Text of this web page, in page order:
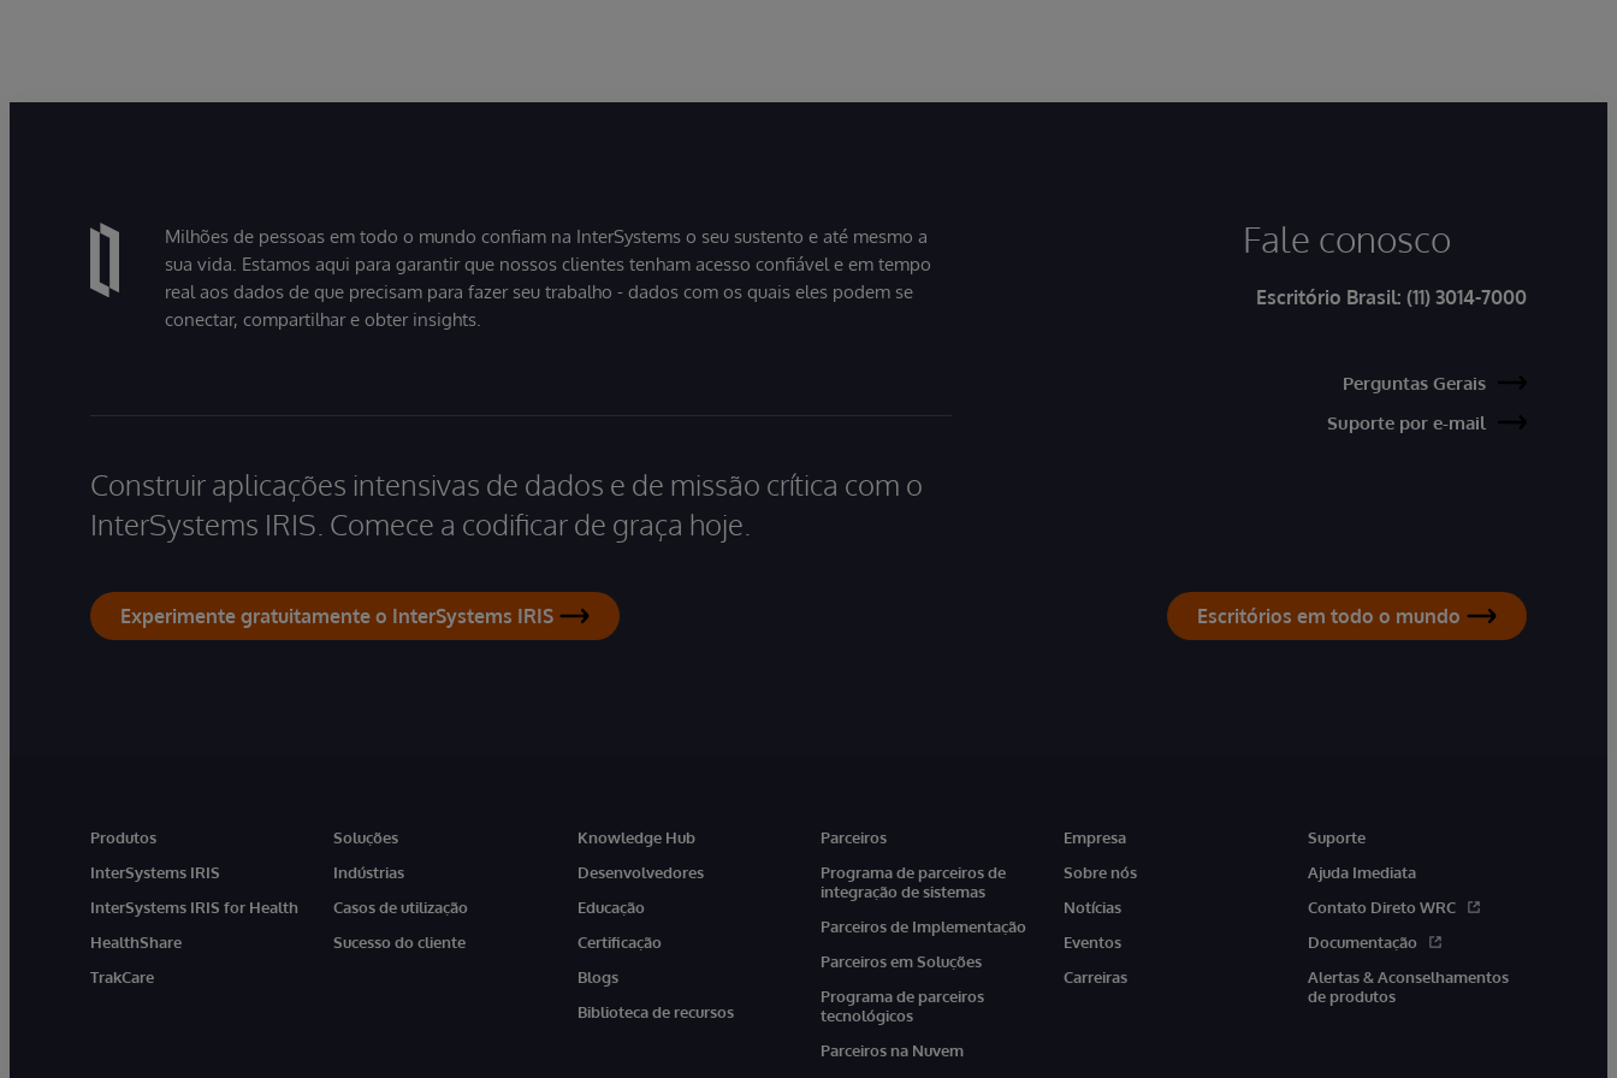
Milhões de pessoas em todo o mundo confiam na InterSystems o seu sustento e até mesmo a
sua vida. Estamos aqui para garantir que nossos clientes tenham acesso confiável e em tempo
real aos dados de que precisam para fazer seu trabalho - dados com os quais eles podem se
conectar, compartilhar e obter insights.
Construir aplicações intensivas de dados e de missão crítica com o
InterSystems IRIS. Comece a codificar de graça hoje.
Experimente gratuitamente o InterSystems IRIS
Fale conosco
Escritório Brasil: (11) 3014-7000
Perguntas Gerais
Suporte por e-mail
Escritórios em todo o mundo
Produtos
InterSystems IRIS
InterSystems IRIS for Health
HealthShare
TrakCare
Soluções
Indústrias
Casos de utilização
Sucesso do cliente
Knowledge Hub
Desenvolvedores
Educação
Certificação
Blogs
Biblioteca de recursos
Parceiros
Programa de parceiros de
integração de sistemas
Parceiros de Implementação
Parceiros em Soluções
Programa de parceiros
tecnológicos
Parceiros na Nuvem
Empresa
Sobre nós
Notícias
Eventos
Carreiras
Suporte
Ajuda Imediata
Contato Direto WRC
Documentação
Alertas & Aconselhamentos
de produtos